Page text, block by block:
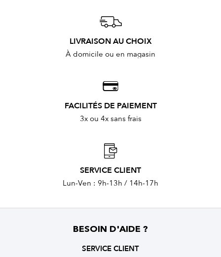
LIVRAISON AU CHOIX
À domicile ou en magasin
FACILITÉS DE PAIEMENT
3x ou 4x sans frais
SERVICE CLIENT
Lun-Ven : 9h-13h / 14h-17h
BESOIN D'AIDE ?
SERVICE CLIENT